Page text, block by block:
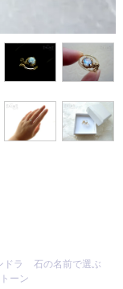
ドラ
石の名前で選ぶ
ーン